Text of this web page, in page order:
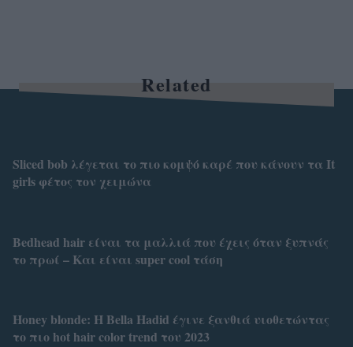
Related
Sliced bob λέγεται το πιο κομψό καρέ που κάνουν τα It
girls φέτος τον χειμώνα
Bedhead hair είναι τα μαλλιά που έχεις όταν ξυπνάς
το πρωί – Και είναι super cool τάση
Honey blonde: Η Bella Hadid έγινε ξανθιά υιοθετώντας
το πιο hot hair color trend του 2023